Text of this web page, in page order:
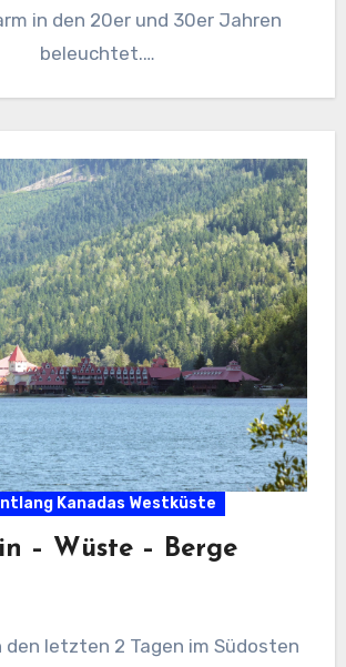
in den 20er und 30er Jahren
beleuchtet.…
Kanadas Westküste
– Wüste – Berge
den letzten 2 Tagen im Südosten